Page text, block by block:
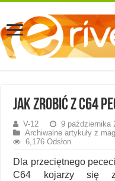
Jak zrobić z C64
V-12
9 października
Archiwalne artykuły z
6,176 Odsłon
Dla przeciętnego
C64 kojarzy się z